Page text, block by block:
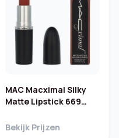
MAC Macximal Silky
Matte Lipstick 669
Bekijk Prijzen